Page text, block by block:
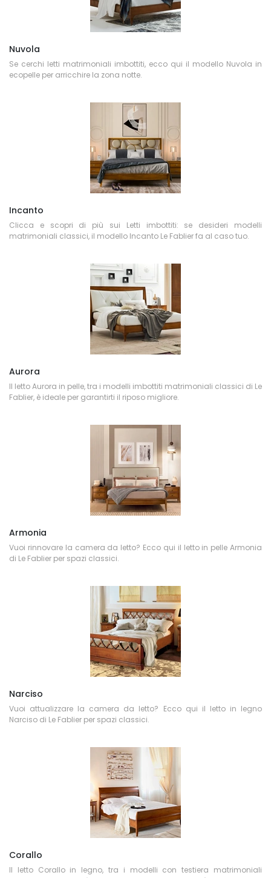
Nuvola
Se cerchi letti matrimoniali imbottiti, ecco qui il modello Nuvola in
ecopelle per arricchire la zona notte.
Incanto
Clicca e scopri di più sui Letti imbottiti: se desideri modelli
matrimoniali classici, il modello Incanto Le Fablier fa al caso tuo.
Aurora
Il letto Aurora in pelle, tra i modelli imbottiti matrimoniali classici di Le
Fablier, è ideale per garantirti il riposo migliore.
Armonia
Vuoi rinnovare la camera da letto? Ecco qui il letto in pelle Armonia
di Le Fablier per spazi classici.
Narciso
Vuoi attualizzare la camera da letto? Ecco qui il letto in legno
Narciso di Le Fablier per spazi classici.
Corallo
Il letto Corallo in legno, tra i modelli con testiera matrimoniali